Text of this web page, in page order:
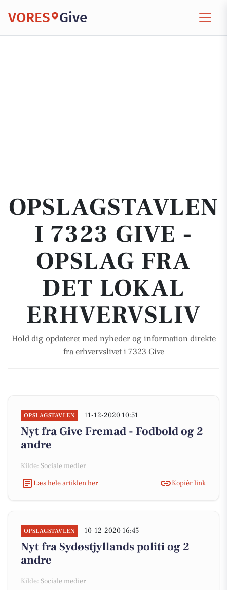
VORES Give
OPSLAGSTAVLEN
I 7323 GIVE -
OPSLAG FRA
DET LOKAL
ERHVERVSLIV
Hold dig opdateret med nyheder og information direkte
fra erhvervslivet i 7323 Give
OPSLAGSTAVLEN 11-12-2020 10:51
Nyt fra Give Fremad - Fodbold og 2
andre
Kilde: Sociale medier
Læs hele artiklen her
Kopiér link
OPSLAGSTAVLEN 10-12-2020 16:45
Nyt fra Sydøstjyllands politi og 2
andre
Kilde: Sociale medier